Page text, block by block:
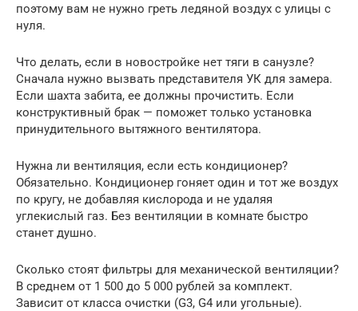
поэтому вам не нужно греть ледяной воздух с улицы с
нуля.
Что делать, если в новостройке нет тяги в санузле?
Сначала нужно вызвать представителя УК для замера.
Если шахта забита, ее должны прочистить. Если
конструктивный брак — поможет только установка
принудительного вытяжного вентилятора.
Нужна ли вентиляция, если есть кондиционер?
Обязательно. Кондиционер гоняет один и тот же воздух
по кругу, не добавляя кислорода и не удаляя
углекислый газ. Без вентиляции в комнате быстро
станет душно.
Сколько стоят фильтры для механической вентиляции?
В среднем от 1 500 до 5 000 рублей за комплект.
Зависит от класса очистки (G3, G4 или угольные).